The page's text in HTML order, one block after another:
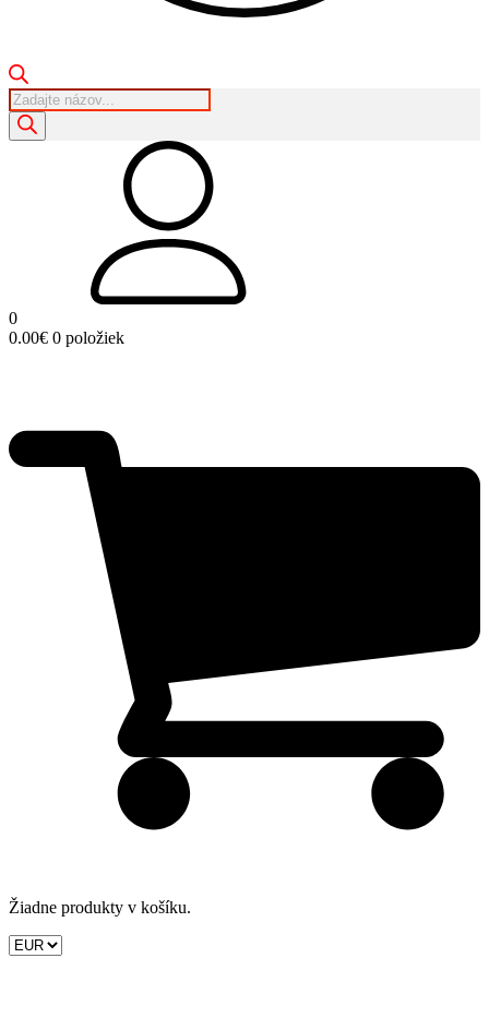
Products
search
0
0.00€ 0 položiek
Žiadne produkty v košíku.